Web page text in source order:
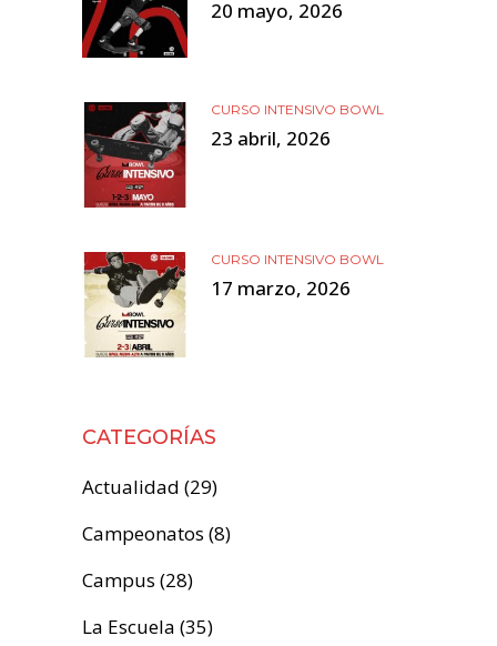
20 mayo, 2026
CURSO INTENSIVO BOWL
23 abril, 2026
CURSO INTENSIVO BOWL
17 marzo, 2026
CATEGORÍAS
Actualidad (29)
Campeonatos (8)
Campus (28)
La Escuela (35)